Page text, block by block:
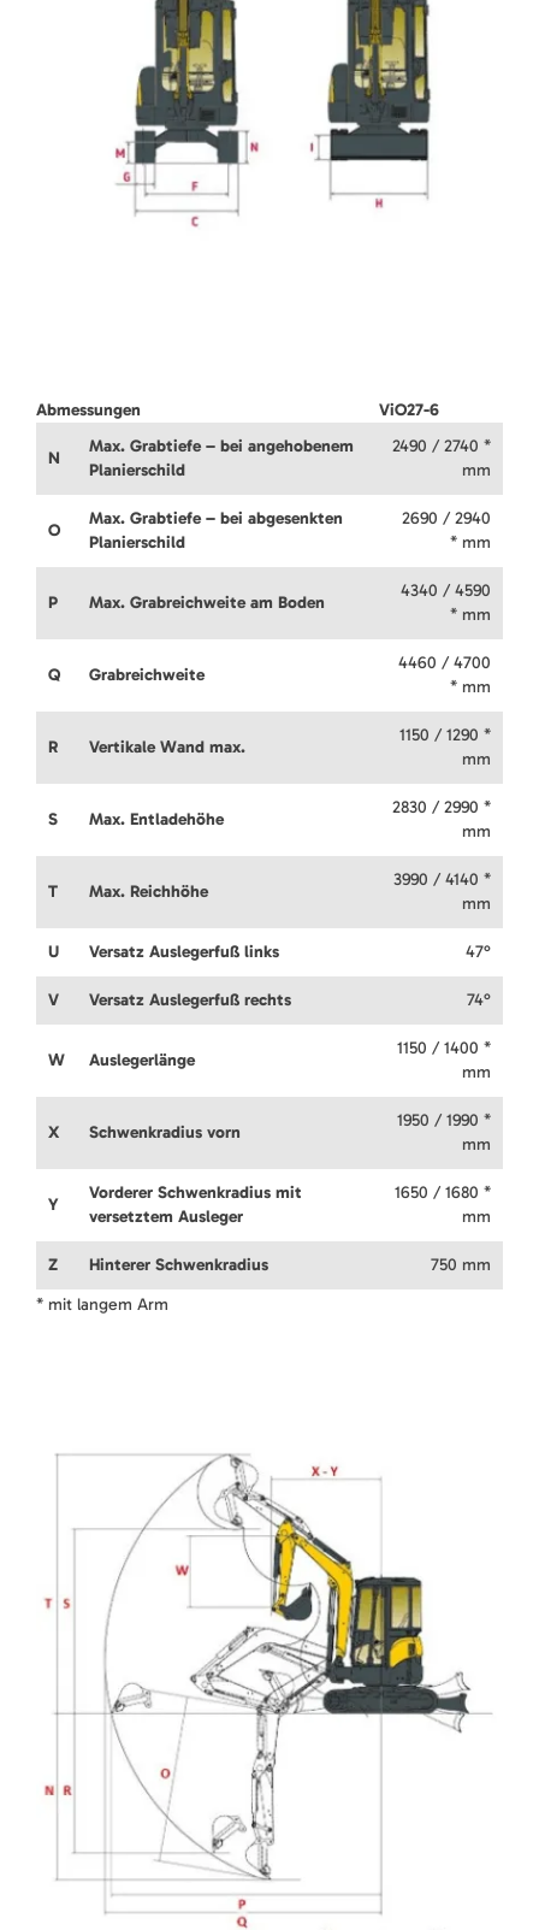
Abmessungen ViO27-6
N
Max. Grabtiefe – bei angehobenem
Planierschild
2490 / 2740 *
mm
O
Max. Grabtiefe – bei abgesenkten
Planierschild
2690 / 2940
* mm
P Max. Grabreichweite am Boden
4340 / 4590
* mm
Q Grabreichweite
4460 / 4700
* mm
R Vertikale Wand max.
1150 / 1290 *
mm
S Max. Entladehöhe
2830 / 2990 *
mm
T Max. Reichhöhe
3990 / 4140 *
mm
U Versatz Auslegerfuß links 47°
V Versatz Auslegerfuß rechts 74°
W Auslegerlänge
1150 / 1400 *
mm
X Schwenkradius vorn
1950 / 1990 *
mm
Y
Vorderer Schwenkradius mit
versetztem Ausleger
1650 / 1680 *
mm
Z Hinterer Schwenkradius
750 mm
* mit langem Arm